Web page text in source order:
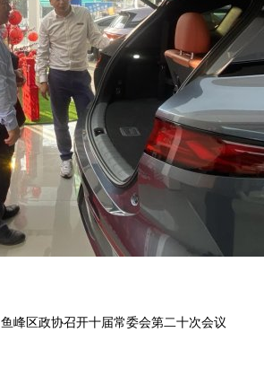
鱼峰区政协召开十届常委会第二十次会议